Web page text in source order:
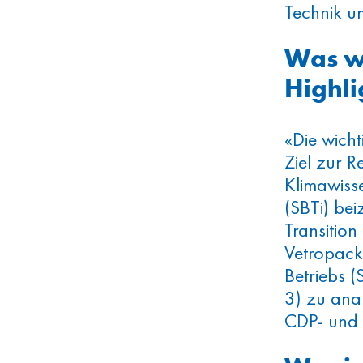
Technik
Was
«Die
Ziel zur
(SBTi)
Betriebs
3) zu
CDP-